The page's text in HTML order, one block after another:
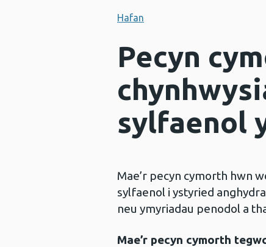
Hafan
Pecyn
sylfaenol
Mae’r pecyn cymorth hwn
sylfaenol i ystyried
neu ymyriadau penodol a
Mae’r pecyn cymorth